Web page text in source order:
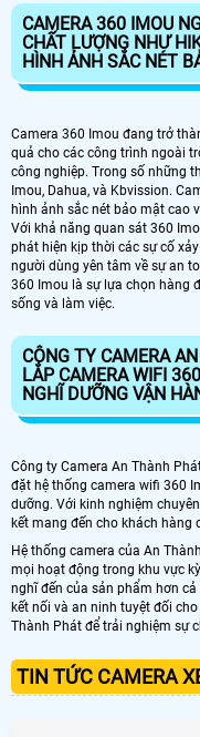
CAMERA 360 IMOU
CHẤT LƯỢNG NHƯ
HÌNH ẢNH SẮC NÉT
Camera 360 Imou đang trở
quả cho các công trình ngoài
công nghiệp. Trong số những
Imou, Dahua, và Kbvission.
hình ảnh sắc nét bảo mật cao
Với khả năng quan sát 360
phát hiện kịp thời các sự cố
người dùng yên tâm về sự an
360 Imou là sự lựa chọn hàng
sống và làm việc.
CÔNG TY CAMERA
LẮP CAMERA WIFI
NGHĨ DƯỠNG VẬN
Công ty Camera An Thành
đặt hệ thống camera wifi 360
dưỡng. Với kinh nghiệm
kết mang đến cho khách hàng
Hệ thống camera của An
mọi hoạt động trong khu vực
nghĩ đến của sản phẩm hơn
kết nối và an ninh tuyệt đối
Thành Phát để trải nghiệm sự
TIN TỨC CAMERA